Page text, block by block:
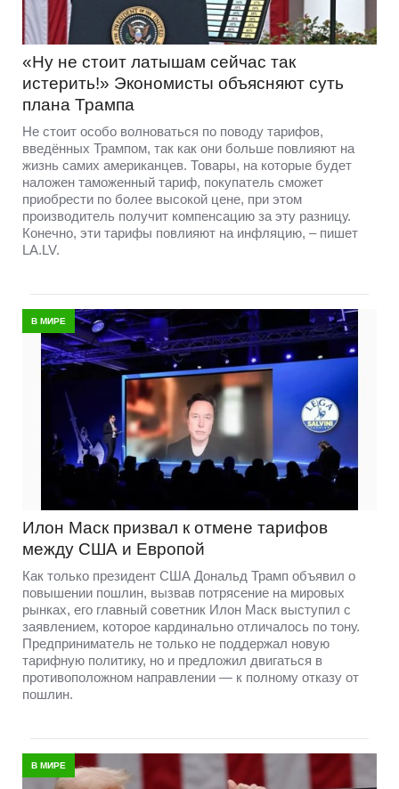
«Ну не стоит латышам сейчас так
истерить!» Экономисты объясняют суть
плана Трампа
Не стоит особо волноваться по поводу тарифов,
введённых Трампом, так как они больше повлияют на
жизнь самих американцев. Товары, на которые будет
наложен таможенный тариф, покупатель сможет
приобрести по более высокой цене, при этом
производитель получит компенсацию за эту разницу.
Конечно, эти тарифы повлияют на инфляцию, – пишет
LA.LV.
В МИРЕ
Илон Маск призвал к отмене тарифов
между США и Европой
Как только президент США Дональд Трамп объявил о
повышении пошлин, вызвав потрясение на мировых
рынках, его главный советник Илон Маск выступил с
заявлением, которое кардинально отличалось по тону.
Предприниматель не только не поддержал новую
тарифную политику, но и предложил двигаться в
противоположном направлении — к полному отказу от
пошлин.
В МИРЕ